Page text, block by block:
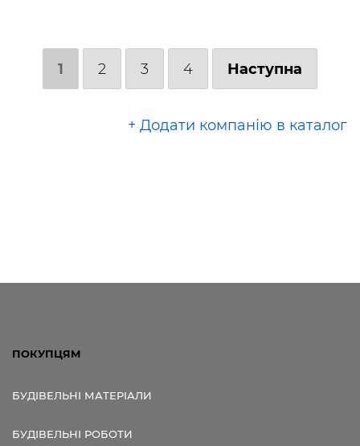
1 2 3 4 Наступна
+ Додати компанію в каталог
ПОКУПЦЯМ
БУДІВЕЛЬНІ МАТЕРІАЛИ
БУДІВЕЛЬНІ РОБОТИ